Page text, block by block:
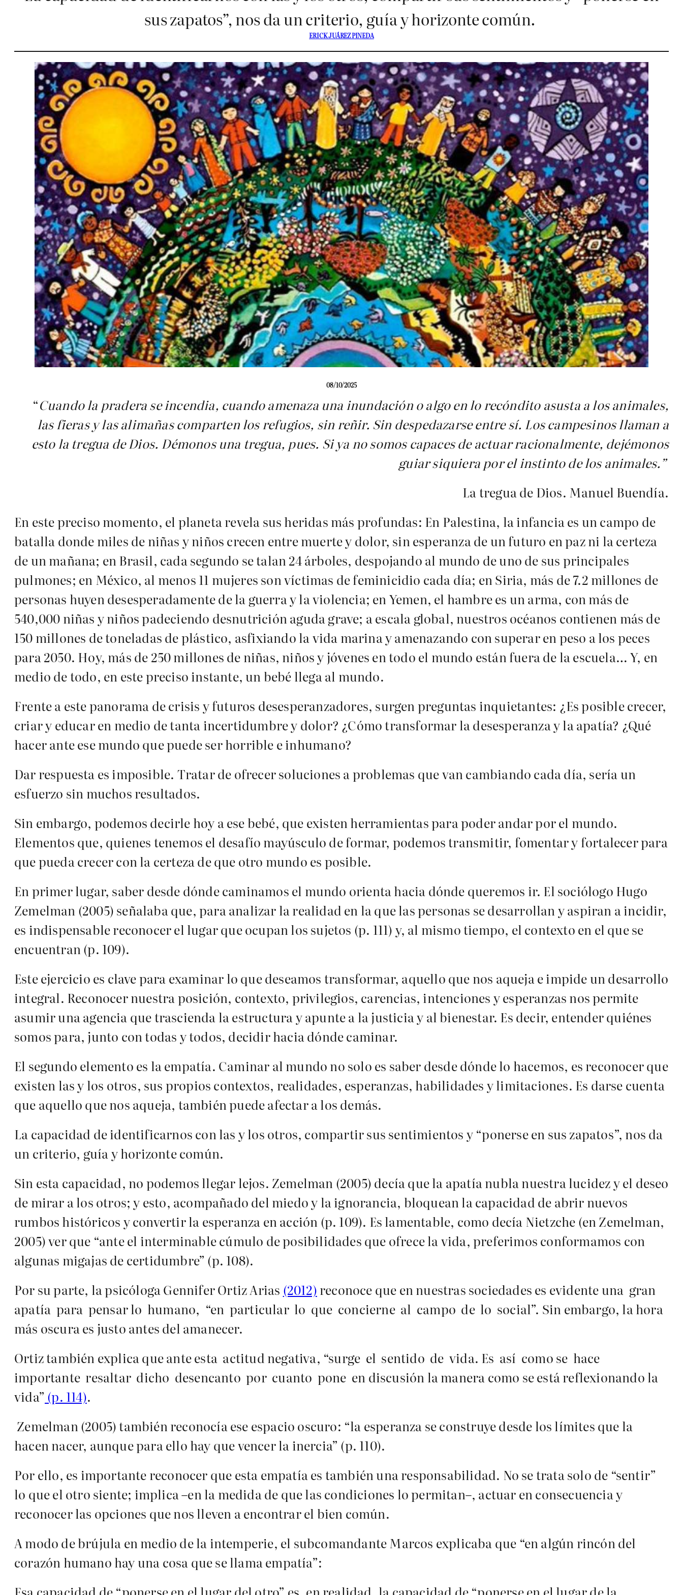
sus zapatos”, nos da un criterio, guía y horizonte común.
ERICK JUÁREZ PINEDA
08/10/2025
“Cuando la pradera se incendia, cuando amenaza una inundación o algo en lo recóndito asusta a los animales,
las fieras y las alimañas comparten los refugios, sin reñir. Sin despedazarse entre sí. Los campesinos llaman a
esto la tregua de Dios. Démonos una tregua, pues. Si ya no somos capaces de actuar racionalmente, dejémonos
guiar siquiera por el instinto de los animales.”
La tregua de Dios. Manuel Buendía.
En este preciso momento, el planeta revela sus heridas más profundas: En Palestina, la infancia es un campo de
batalla donde miles de niñas y niños crecen entre muerte y dolor, sin esperanza de un futuro en paz ni la certeza
de un mañana; en Brasil, cada segundo se talan 24 árboles, despojando al mundo de uno de sus principales
pulmones; en México, al menos 11 mujeres son víctimas de feminicidio cada día; en Siria, más de 7.2 millones de
personas huyen desesperadamente de la guerra y la violencia; en Yemen, el hambre es un arma, con más de
540,000 niñas y niños padeciendo desnutrición aguda grave; a escala global, nuestros océanos contienen más de
150 millones de toneladas de plástico, asfixiando la vida marina y amenazando con superar en peso a los peces
para 2050. Hoy, más de 250 millones de niñas, niños y jóvenes en todo el mundo están fuera de la escuela… Y, en
medio de todo, en este preciso instante, un bebé llega al mundo.
Frente a este panorama de crisis y futuros desesperanzadores, surgen preguntas inquietantes: ¿Es posible crecer,
criar y educar en medio de tanta incertidumbre y dolor? ¿Cómo transformar la desesperanza y la apatía? ¿Qué
hacer ante ese mundo que puede ser horrible e inhumano?
Dar respuesta es imposible. Tratar de ofrecer soluciones a problemas que van cambiando cada día, sería un
esfuerzo sin muchos resultados.
Sin embargo, podemos decirle hoy a ese bebé, que existen herramientas para poder andar por el mundo.
Elementos que, quienes tenemos el desafío mayúsculo de formar, podemos transmitir, fomentar y fortalecer para
que pueda crecer con la certeza de que otro mundo es posible.
En primer lugar, saber desde dónde caminamos el mundo orienta hacia dónde queremos ir. El sociólogo Hugo
Zemelman (2005) señalaba que, para analizar la realidad en la que las personas se desarrollan y aspiran a incidir,
es indispensable reconocer el lugar que ocupan los sujetos (p. 111) y, al mismo tiempo, el contexto en el que se
encuentran (p. 109).
Este ejercicio es clave para examinar lo que deseamos transformar, aquello que nos aqueja e impide un desarrollo
integral. Reconocer nuestra posición, contexto, privilegios, carencias, intenciones y esperanzas nos permite
asumir una agencia que trascienda la estructura y apunte a la justicia y al bienestar. Es decir, entender quiénes
somos para, junto con todas y todos, decidir hacia dónde caminar.
El segundo elemento es la empatía. Caminar al mundo no solo es saber desde dónde lo hacemos, es reconocer que
existen las y los otros, sus propios contextos, realidades, esperanzas, habilidades y limitaciones. Es darse cuenta
que aquello que nos aqueja, también puede afectar a los demás.
La capacidad de identificarnos con las y los otros, compartir sus sentimientos y “ponerse en sus zapatos”, nos da
un criterio, guía y horizonte común.
Sin esta capacidad, no podemos llegar lejos. Zemelman (2005) decía que la apatía nubla nuestra lucidez y el deseo
de mirar a los otros; y esto, acompañado del miedo y la ignorancia, bloquean la capacidad de abrir nuevos
rumbos históricos y convertir la esperanza en acción (p. 109). Es lamentable, como decía Nietzche (en Zemelman,
2005) ver que “ante el interminable cúmulo de posibilidades que ofrece la vida, preferimos conformamos con
algunas migajas de certidumbre” (p. 108).
Por su parte, la psicóloga Gennifer Ortiz Arias (2012) reconoce que en nuestras sociedades es evidente una gran
apatía para pensar lo humano, “en particular lo que concierne al campo de lo social”. Sin embargo, la hora
más oscura es justo antes del amanecer.
Ortiz también explica que ante esta actitud negativa, “surge el sentido de vida. Es así como se hace
importante resaltar dicho desencanto por cuanto pone en discusión la manera como se está reflexionando la
vida” (p. 114).
Zemelman (2005) también reconocía ese espacio oscuro: “la esperanza se construye desde los límites que la
hacen nacer, aunque para ello hay que vencer la inercia” (p. 110).
Por ello, es importante reconocer que esta empatía es también una responsabilidad. No se trata solo de “sentir”
lo que el otro siente; implica –en la medida de que las condiciones lo permitan–, actuar en consecuencia y
reconocer las opciones que nos lleven a encontrar el bien común.
A modo de brújula en medio de la intemperie, el subcomandante Marcos explicaba que “en algún rincón del
corazón humano hay una cosa que se llama empatía”: